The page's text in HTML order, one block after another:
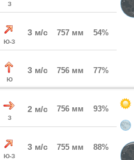
З
Ю-З
3 м/с 757 мм 54%
Ю
3 м/с 756 мм 77%
З
2 м/с 756 мм 93%
Ю-З
3 м/с 755 мм 88%